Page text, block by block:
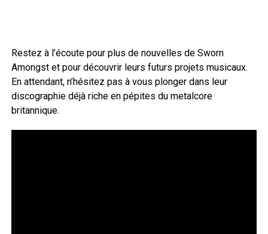
Restez à l’écoute pour plus de nouvelles de Sworn
Amongst et pour découvrir leurs futurs projets musicaux.
En attendant, n’hésitez pas à vous plonger dans leur
discographie déjà riche en pépites du metalcore
britannique.